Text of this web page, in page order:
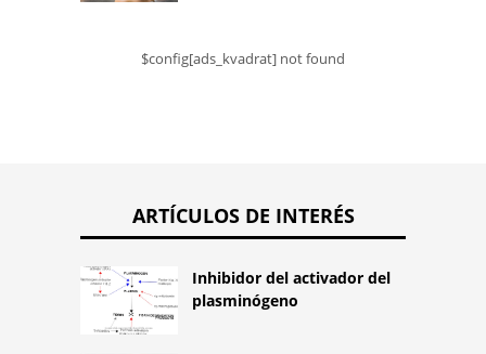
$config[ads_kvadrat] not found
ARTÍCULOS DE INTERÉS
Inhibidor del activador del
plasminógeno